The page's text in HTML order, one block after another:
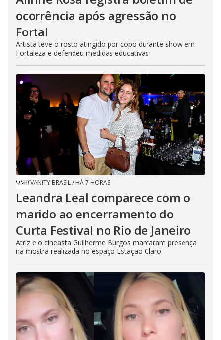
ocorrência após agressão no
Fortal
Artista teve o rosto atingido por copo durante show em
Fortaleza e defendeu medidas educativas
VANITY BRASIL/ HÁ 7 HORAS
Leandra Leal comparece com o
marido ao encerramento do
Curta Festival no Rio de Janeiro
Atriz e o cineasta Guilherme Burgos marcaram presença
na mostra realizada no espaço Estação Claro